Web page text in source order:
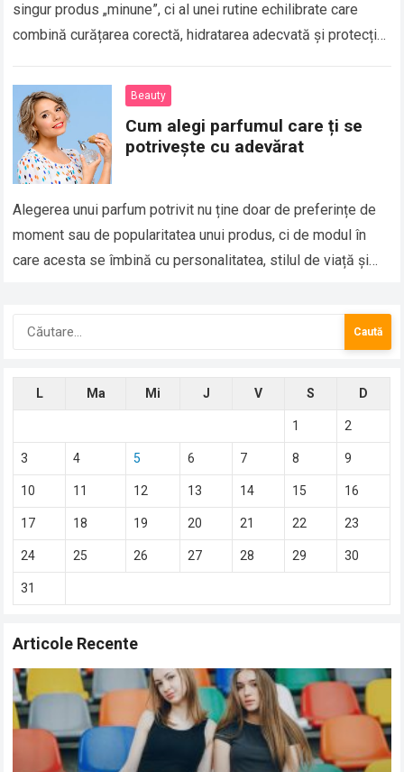
singur produs „minune”, ci al unei rutine echilibrate care
combină curățarea corectă, hidratarea adecvată și protecția
Beauty
Cum alegi parfumul care ți se
potrivește cu adevărat
Alegerea unui parfum potrivit nu ține doar de preferințe de
moment sau de popularitatea unui produs, ci de modul în
care acesta se îmbină cu personalitatea, stilul de viață și…
Caută
L Ma Mi J V S D
1 2
3 4 5 6 7 8 9
10 11 12 13 14 15 16
17 18 19 20 21 22 23
24 25 26 27 28 29 30
31
Articole Recente